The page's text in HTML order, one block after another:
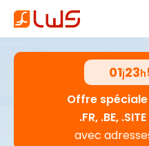
01j23h
Offre spéciale
.FR, .BE,
avec